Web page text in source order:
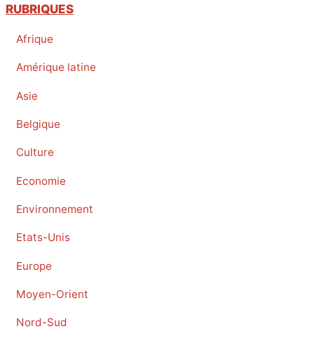
RUBRIQUES
Afrique
Amérique latine
Asie
Belgique
Culture
Economie
Environnement
Etats-Unis
Europe
Moyen-Orient
Nord-Sud